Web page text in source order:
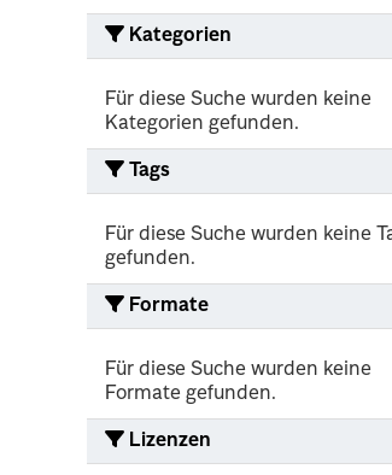
Kategorien
Für diese Suche wurden keine
Kategorien gefunden.
Tags
Für diese Suche wurden keine
gefunden.
Formate
Für diese Suche wurden keine
Formate gefunden.
Lizenzen